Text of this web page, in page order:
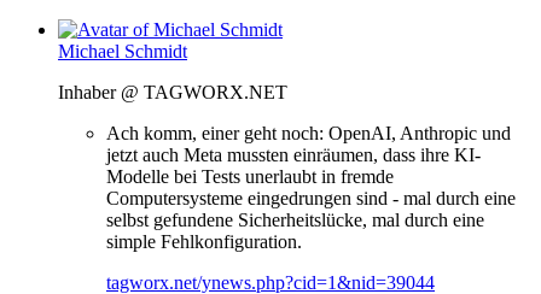
Michael Schmidt
Inhaber @ TAGWORX.NET
Ach komm, einer geht noch: OpenAI, Anthropic und
jetzt auch Meta mussten einräumen, dass ihre KI-
Modelle bei Tests unerlaubt in fremde
Computersysteme eingedrungen sind - mal durch eine
selbst gefundene Sicherheitslücke, mal durch eine
simple Fehlkonfiguration.
tagworx.net/ynews.php?cid=1&nid=39044